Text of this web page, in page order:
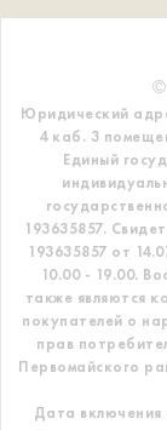
Юридический
4 каб. 3
Единый
193635857.
193635857 от
10.00 - 19.00.
также являются
покупателей о
прав
Первомайского
Дата включения